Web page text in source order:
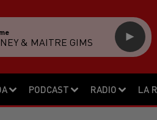
PODCAST RADIO LA
& MAITRE GIMS